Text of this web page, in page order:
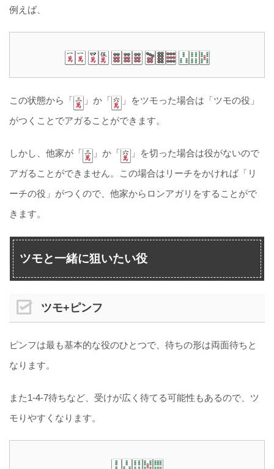
例えば、
この状態から「 」か「
」をツモった場合は「ツモの役」
がつくことでアガることができます。
しかし、他家が「 」か「
」を切った場合は役がないので
アガることができません。この場合はリーチをかければ「リ
ーチの役」がつくので、他家からロンアガリをすることがで
きます。
ツモと一緒に狙いたい役
ツモ+ピンフ
ピンフは最も基本的な役のひとつで、待ちの形は両面待ちと
なります。
また1-4-7待ちなど、受けが広く待てる可能性もあるので、ツ
モりやすくなります。